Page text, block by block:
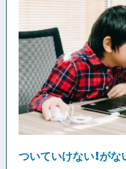
ついていけない！が